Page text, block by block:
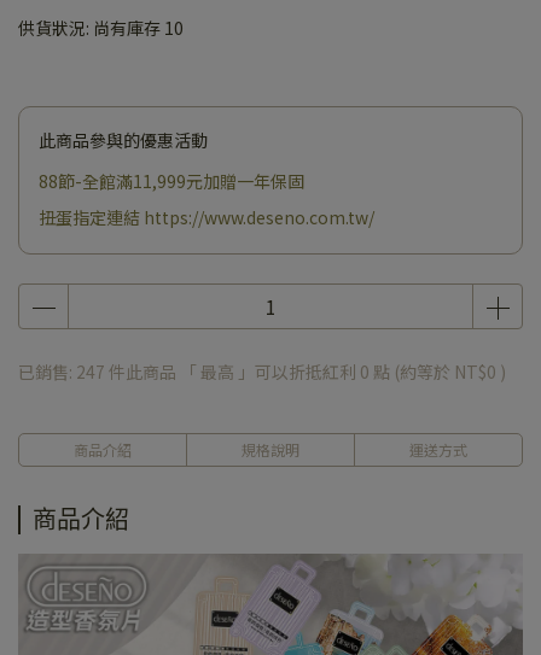
供貨狀況: 尚有庫存 10
此商品參與的優惠活動
88節-全館滿11,999元加贈一年保固
扭蛋指定連結 https://www.deseno.com.tw/
已銷售: 247 件此商品 「 最高 」可以折抵紅利 0 點 (約等於 NT$0 )
商品介紹 規格說明 運送方式
商品介紹